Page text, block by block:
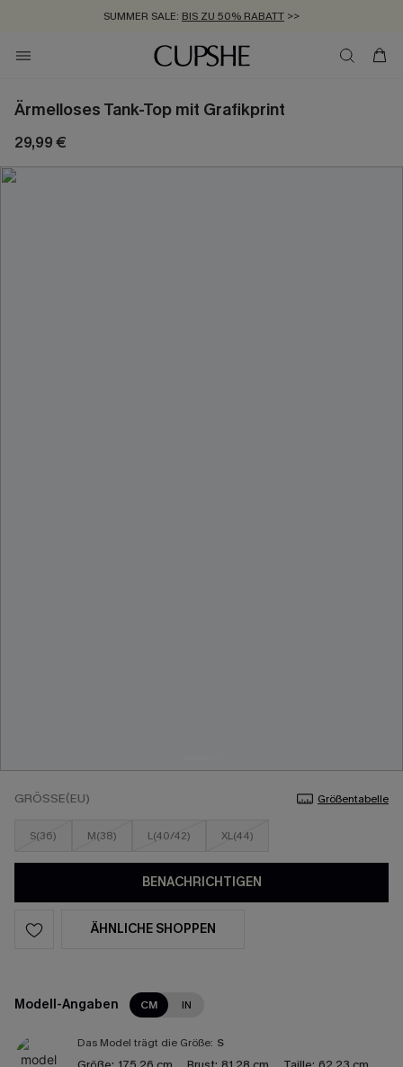
SUMMER SALE: BIS ZU 50% RABATT >>
ZUM NEWSLETTER:BIS ZU -20% EXTRA ERHALTEN
KOSTENLOSER VERSAND AB 89 €
Ärmelloses Tank-Top mit Grafikprint
29,99 €
GRÖSSE(EU) Größentabelle
S(36) M(38) L(40/42) XL(44)
BENACHRICHTIGEN
ÄHNLICHE SHOPPEN
Modell-Angaben CM IN
Das Model trägt die Größe: S